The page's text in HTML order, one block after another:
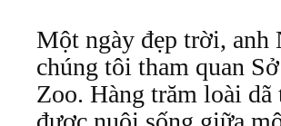
Một ngày đẹp trời, anh
chúng tôi tham quan
Zoo. Hàng trăm loài